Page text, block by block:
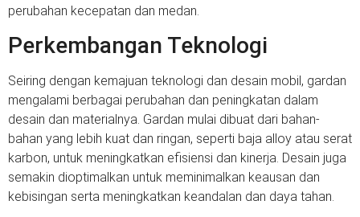
perubahan kecepatan dan medan.
Perkembangan Teknologi
Seiring dengan kemajuan teknologi dan desain mobil, gardan
mengalami berbagai perubahan dan peningkatan dalam
desain dan materialnya. Gardan mulai dibuat dari bahan-
bahan yang lebih kuat dan ringan, seperti baja alloy atau serat
karbon, untuk meningkatkan efisiensi dan kinerja. Desain juga
semakin dioptimalkan untuk meminimalkan keausan dan
kebisingan serta meningkatkan keandalan dan daya tahan.